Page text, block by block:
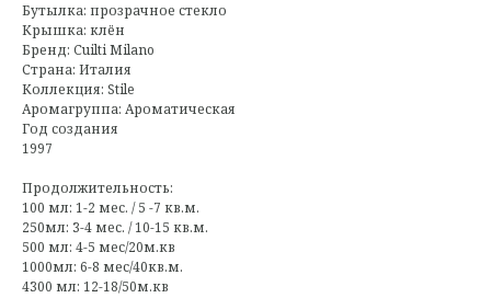
Бутылка: прозрачное стекло
Крышка: клён
Бренд: Cuilti Milano
Страна: Италия
Коллекция: Stile
Аромагруппа: Ароматическая
Год создания
1997
Продолжительность:
100 мл: 1-2 мес. / 5 -7 кв.м.
250мл: 3-4 мес. / 10-15 кв.м.
500 мл: 4-5 мес/20м.кв
1000мл: 6-8 мес/40кв.м.
4300 мл: 12-18/50м.кв